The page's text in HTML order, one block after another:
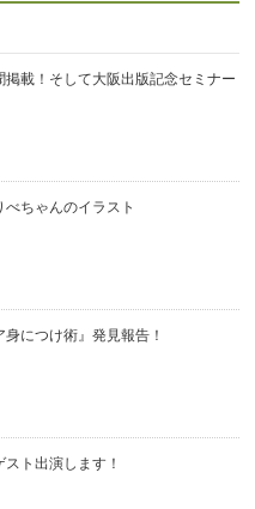
掲載！そして大阪出版記念セミナー
ちゃんのイラスト
身につけ術』発見報告！
ト出演します！